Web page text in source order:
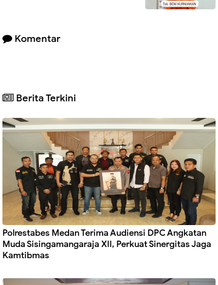
Komentar
Berita Terkini
Polrestabes Medan Terima Audiensi DPC Angkatan
Muda Sisingamangaraja XII, Perkuat Sinergitas Jaga
Kamtibmas